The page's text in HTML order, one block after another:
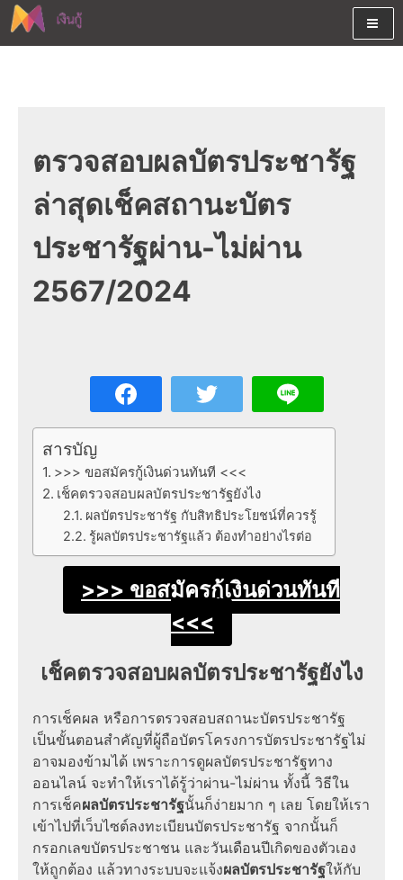
Skip
to
เงินสด และมีรีไฟแนนซ์ด้วย
ตรวจสอบผลบัตรประชารัฐ
ล่าสุดเช็คสถานะบัตร
ประชารัฐผ่าน-ไม่ผ่าน
2567/2024
สารบัญ
>>> ขอสมัครกู้เงินด่วนทันที <<<
เช็คตรวจสอบผลบัตรประชารัฐยังไง
ผลบัตรประชารัฐ กับสิทธิประโยชน์ที่ควรรู้
รู้ผลบัตรประชารัฐแล้ว ต้องทำอย่างไรต่อ
>>> ขอสมัครกู้เงินด่วนทันที
<<<
เช็คตรวจสอบผลบัตรประชารัฐยังไง
การเช็คผล หรือการตรวจสอบสถานะบัตรประชารัฐ
เป็นขั้นตอนสำคัญที่ผู้ถือบัตรโครงการบัตรประชารัฐไม่
อาจมองข้ามได้ เพราะการดูผลบัตรประชารัฐทาง
ออนไลน์ จะทำให้เราได้รู้ว่าผ่าน-ไม่ผ่าน ทั้งนี้ วิธีใน
การเช็คผลบัตรประชารัฐนั้นก็ง่ายมาก ๆ เลย โดยให้เรา
เข้าไปที่เว็บไซต์ลงทะเบียนบัตรประชารัฐ จากนั้นก็
กรอกเลขบัตรประชาชน และวันเดือนปีเกิดของตัวเอง
ให้ถูกต้อง แล้วทางระบบจะแจ้งผลบัตรประชารัฐให้กับ